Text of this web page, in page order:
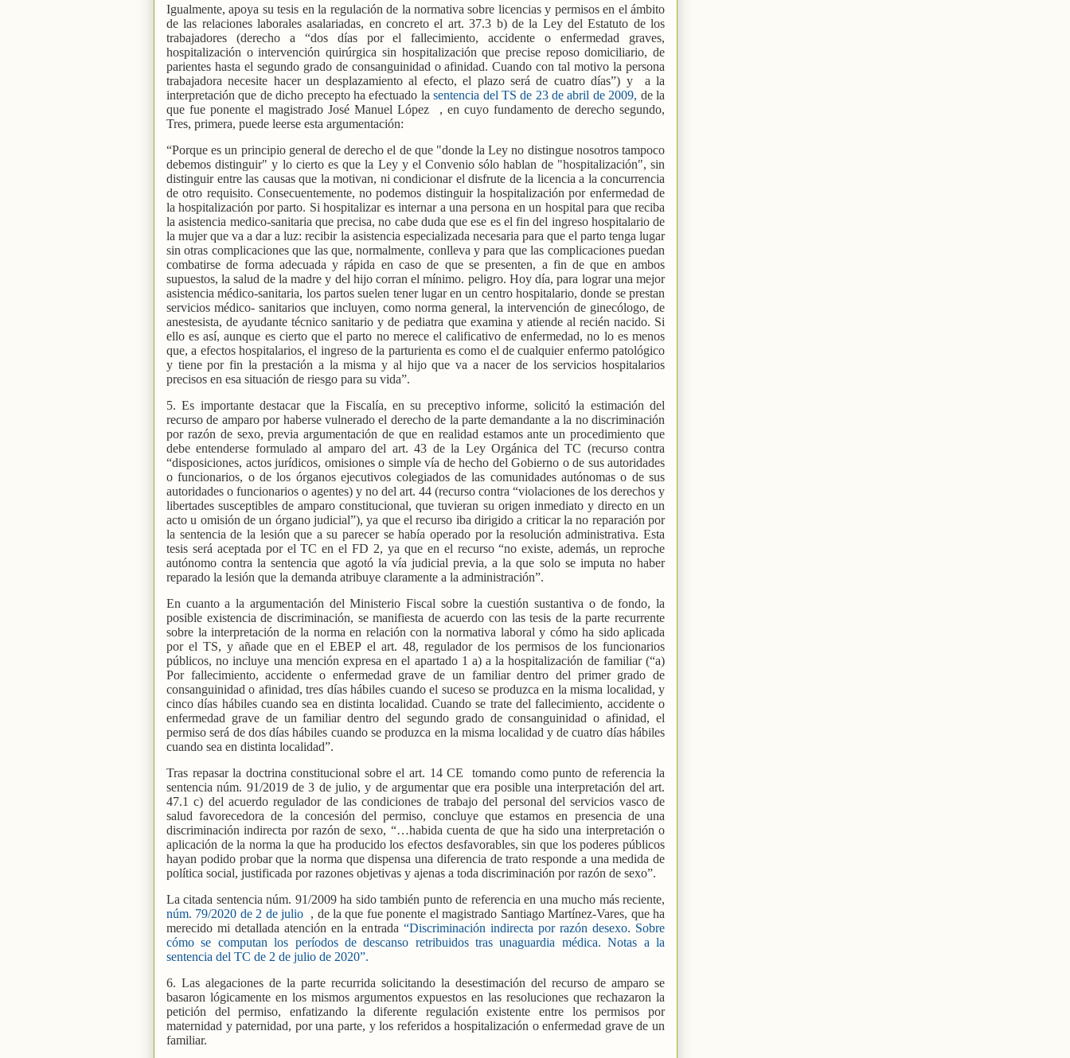
Igualmente, apoya su tesis en la regulación de la normativa sobre licencias y permisos en el ámbito
de las relaciones laborales asalariadas, en concreto el art. 37.3 b) de la Ley del Estatuto de los
trabajadores (derecho a “dos días por el fallecimiento, accidente o enfermedad graves,
hospitalización o intervención quirúrgica sin hospitalización que precise reposo domiciliario, de
parientes hasta el segundo grado de consanguinidad o afinidad. Cuando con tal motivo la persona
trabajadora necesite hacer un desplazamiento al efecto, el plazo será de cuatro días”) y
a la
interpretación que de dicho precepto ha efectuado lasentencia del TS de 23 de abril de 2009, de la
que fue ponente el magistrado José Manuel López
, en cuyo fundamento de derecho segundo,
Tres, primera, puede leerse esta argumentación:
“Porque es un principio general de derecho el de que "donde la Ley no distingue nosotros tampoco
debemos distinguir" y lo cierto es que la Ley y el Convenio sólo hablan de "hospitalización", sin
distinguir entre las causas que la motivan, ni condicionar el disfrute de la licencia a la concurrencia
de otro requisito. Consecuentemente, no podemos distinguir la hospitalización por enfermedad de
la hospitalización por parto. Si hospitalizar es internar a una persona en un hospital para que reciba
la asistencia medico-sanitaria que precisa, no cabe duda que ese es el fin del ingreso hospitalario de
la mujer que va a dar a luz: recibir la asistencia especializada necesaria para que el parto tenga lugar
sin otras complicaciones que las que, normalmente, conlleva y para que las complicaciones puedan
combatirse de forma adecuada y rápida en caso de que se presenten, a fin de que en ambos
supuestos, la salud de la madre y del hijo corran el mínimo. peligro. Hoy día, para lograr una mejor
asistencia médico-sanitaria, los partos suelen tener lugar en un centro hospitalario, donde se prestan
servicios médico- sanitarios que incluyen, como norma general, la intervención de ginecólogo, de
anestesista, de ayudante técnico sanitario y de pediatra que examina y atiende al recién nacido. Si
ello es así, aunque es cierto que el parto no merece el calificativo de enfermedad, no lo es menos
que, a efectos hospitalarios, el ingreso de la parturienta es como el de cualquier enfermo patológico
y tiene por fin la prestación a la misma y al hijo que va a nacer de los servicios hospitalarios
precisos en esa situación de riesgo para su vida”.
5. Es importante destacar que la Fiscalía, en su preceptivo informe, solicitó la estimación del
recurso de amparo por haberse vulnerado el derecho de la parte demandante a la no discriminación
por razón de sexo, previa argumentación de que en realidad estamos ante un procedimiento que
debe entenderse formulado al amparo del art. 43 de la Ley Orgánica del TC (recurso contra
“disposiciones, actos jurídicos, omisiones o simple vía de hecho del Gobierno o de sus autoridades
o funcionarios, o de los órganos ejecutivos colegiados de las comunidades autónomas o de sus
autoridades o funcionarios o agentes) y no del art. 44 (recurso contra “violaciones de los derechos y
libertades susceptibles de amparo constitucional, que tuvieran su origen inmediato y directo en un
acto u omisión de un órgano judicial”), ya que el recurso iba dirigido a criticar la no reparación por
la sentencia de la lesión que a su parecer se había operado por la resolución administrativa. Esta
tesis será aceptada por el TC en el FD 2, ya que en el recurso “no existe, además, un reproche
autónomo contra la sentencia que agotó la vía judicial previa, a la que solo se imputa no haber
reparado la lesión que la demanda atribuye claramente a la administración”.
En cuanto a la argumentación del Ministerio Fiscal sobre la cuestión sustantiva o de fondo, la
posible existencia de discriminación, se manifiesta de acuerdo con las tesis de la parte recurrente
sobre la interpretación de la norma en relación con la normativa laboral y cómo ha sido aplicada
por el TS, y añade que en el EBEP el art. 48, regulador de los permisos de los funcionarios
públicos, no incluye una mención expresa en el apartado 1 a) a la hospitalización de familiar (“a)
Por fallecimiento, accidente o enfermedad grave de un familiar dentro del primer grado de
consanguinidad o afinidad, tres días hábiles cuando el suceso se produzca en la misma localidad, y
cinco días hábiles cuando sea en distinta localidad. Cuando se trate del fallecimiento, accidente o
enfermedad grave de un familiar dentro del segundo grado de consanguinidad o afinidad, el
permiso será de dos días hábiles cuando se produzca en la misma localidad y de cuatro días hábiles
cuando sea en distinta localidad”.
Tras repasar la doctrina constitucional sobre el art. 14 CE
tomando como punto de referencia la
sentencia núm. 91/2019 de 3 de julio, y de argumentar que era posible una interpretación del art.
47.1 c) del acuerdo regulador de las condiciones de trabajo del personal del servicios vasco de
salud favorecedora de la concesión del permiso, concluye que estamos en presencia de una
discriminación indirecta por razón de sexo, “…habida cuenta de que ha sido una interpretación o
aplicación de la norma la que ha producido los efectos desfavorables, sin que los poderes públicos
hayan podido probar que la norma que dispensa una diferencia de trato responde a una medida de
política social, justificada por razones objetivas y ajenas a toda discriminación por razón de sexo”.
La citada sentencia núm. 91/2009 ha sido también punto de referencia en una mucho más reciente,
núm. 79/2020 de 2 de julio , de la que fue ponente el magistrado Santiago Martínez-Vares, que ha
merecido mi detallada atención en la entrada “Discriminación indirecta por razón desexo. Sobre
cómo se computan los períodos de descanso retribuidos tras unaguardia médica. Notas a la
sentencia del TC de 2 de julio de 2020”.
6. Las alegaciones de la parte recurrida solicitando la desestimación del recurso de amparo se
basaron lógicamente en los mismos argumentos expuestos en las resoluciones que rechazaron la
petición del permiso, enfatizando la diferente regulación existente entre los permisos por
maternidad y paternidad, por una parte, y los referidos a hospitalización o enfermedad grave de un
familiar.